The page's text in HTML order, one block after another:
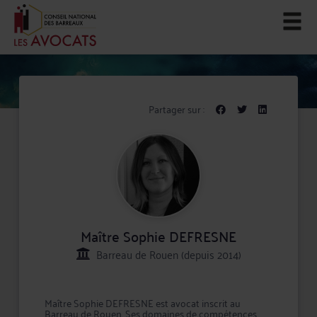
Partager sur :
Maître Sophie DEFRESNE
Barreau de Rouen (depuis 2014)
Maître Sophie DEFRESNE est avocat inscrit au
Barreau de Rouen. Ses domaines de compétences